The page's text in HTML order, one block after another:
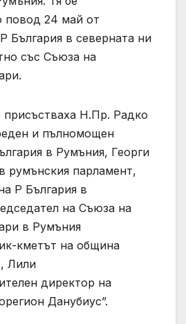
повод 24 май от
България в северната ни
със Съюза на
Н.Пр. Радко
и пълномощен
в Румъния, Георги
румънския парламент,
Р България в
на Съюза на
в Румъния
кметът на община
Лили
директор на
Данубиус”.